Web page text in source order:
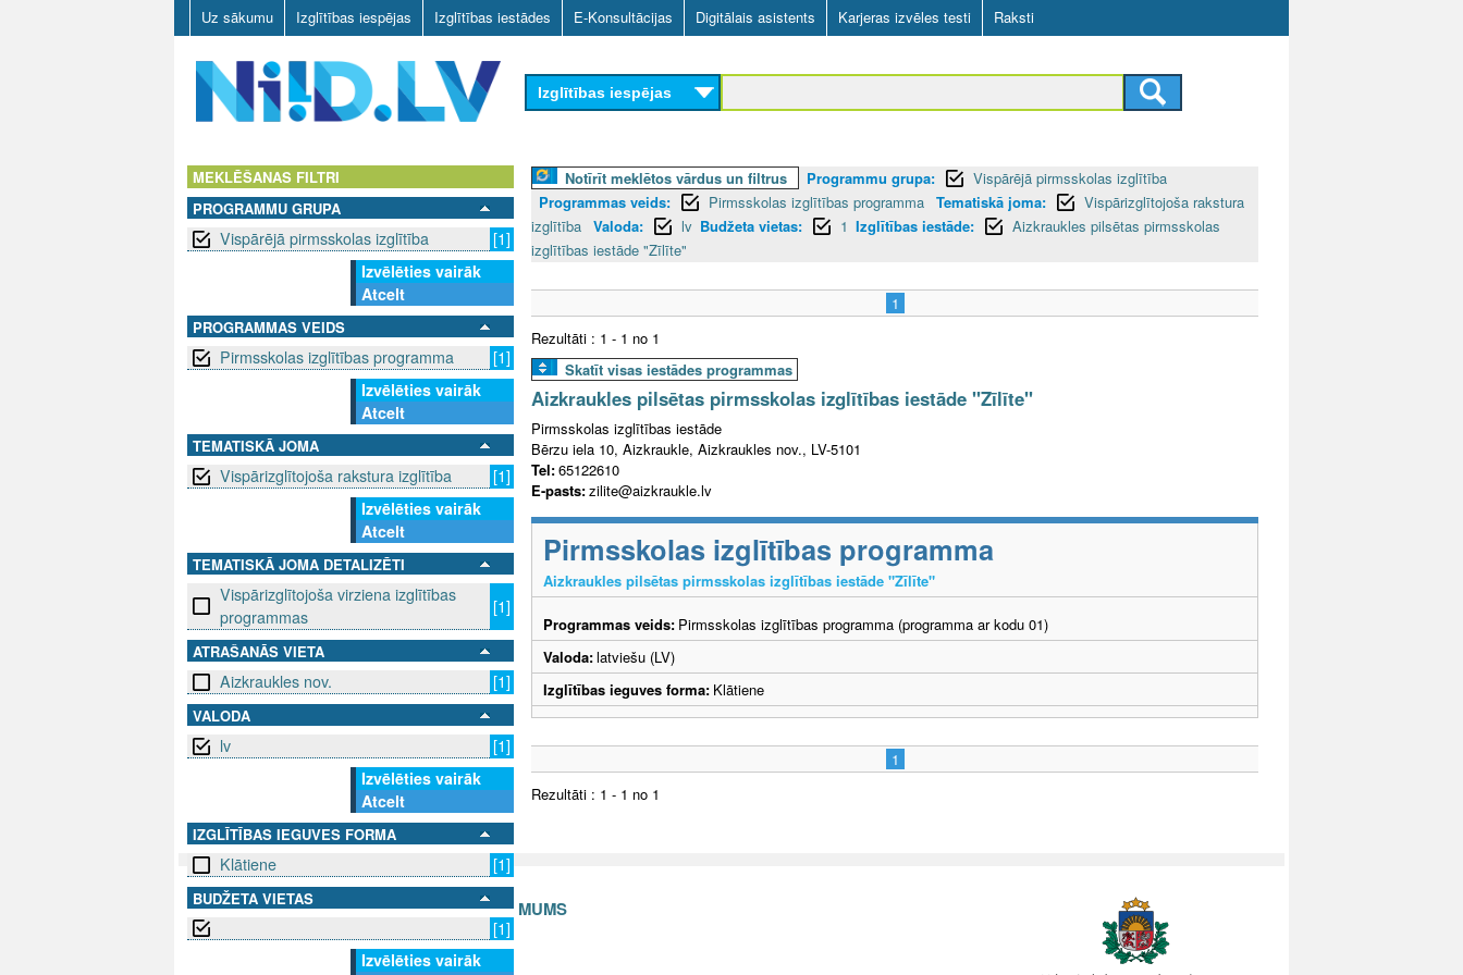
Skip
to
main
content
Uz sākumu Izglītības iespējas Izglītības iestādes E-Konsultācijas Digitālais asistents Karjeras izvēles testi Raksti
Izglītības iespējas
MEKLĒŠANAS FILTRI
PROGRAMMU GRUPA
Vispārējā pirmsskolas izglītība
[1]
Izvēlēties vairāk
Atcelt
PROGRAMMAS VEIDS
Pirmsskolas izglītības programma
[1]
Izvēlēties vairāk
Atcelt
TEMATISKĀ JOMA
Vispārizglītojoša rakstura izglītība
[1]
Izvēlēties vairāk
Atcelt
TEMATISKĀ JOMA DETALIZĒTI
Vispārizglītojoša virziena izglītības
programmas
[1]
ATRAŠANĀS VIETA
Aizkraukles nov. [1]
VALODA
lv
[1]
Izvēlēties vairāk
Atcelt
IZGLĪTĪBAS IEGUVES FORMA
Klātiene [1]
BUDŽETA VIETAS
[1]
Izvēlēties vairāk
Notīrīt meklētos vārdus un filtrus Programmu grupa:
Vispārējā pirmsskolas izglītība
Programmas veids:
Pirmsskolas izglītības programma Tematiskā joma:
Vispārizglītojoša rakstura
izglītība Valoda: lv Budžeta vietas: 1 Izglītības iestāde:
Aizkraukles pilsētas pirmsskolas
izglītības iestāde "Zīlīte"
1
Rezultāti : 1 - 1 no 1
Skatīt visas iestādes programmas
Aizkraukles pilsētas pirmsskolas izglītības iestāde "Zīlīte"
Pirmsskolas izglītības iestāde
Bērzu iela 10, Aizkraukle, Aizkraukles nov., LV-5101
Tel:65122610
E-pasts:zilite@aizkraukle.lv
Pirmsskolas izglītības programma
Aizkraukles pilsētas pirmsskolas izglītības iestāde "Zīlīte"
Programmas veids: Pirmsskolas izglītības programma (programma ar kodu 01)
Valoda:latviešu (LV)
Izglītības ieguves forma: Klātiene
1
Rezultāti : 1 - 1 no 1
SEKO MUMS SAZINIES AR MUMS
info@niid.lv